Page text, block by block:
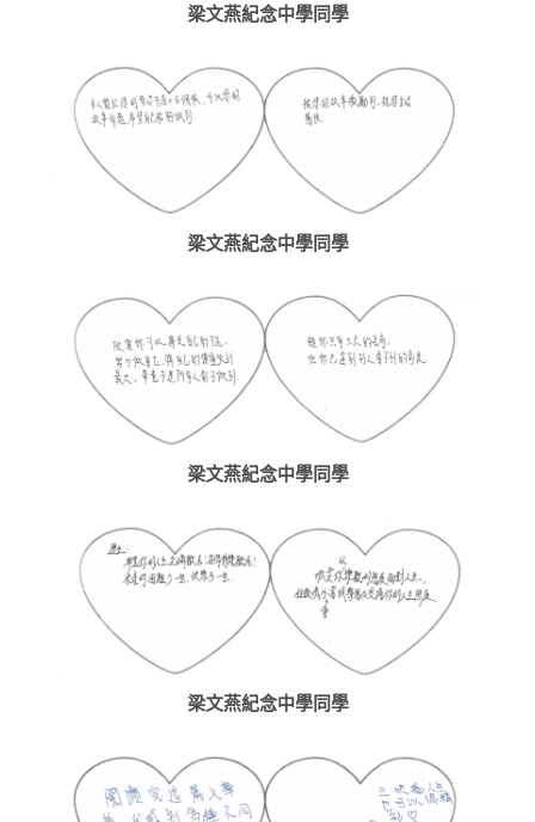
梁文燕紀念中學同學
梁文燕紀念中學同學
梁文燕紀念中學同學
梁文燕紀念中學同學